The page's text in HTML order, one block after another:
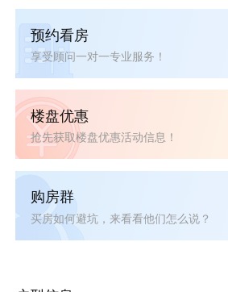
预约看房
享受顾问一对一专业服务！
楼盘优惠
抢先获取楼盘优惠活动信息！
购房群
买房如何避坑，来看看他们怎么说？